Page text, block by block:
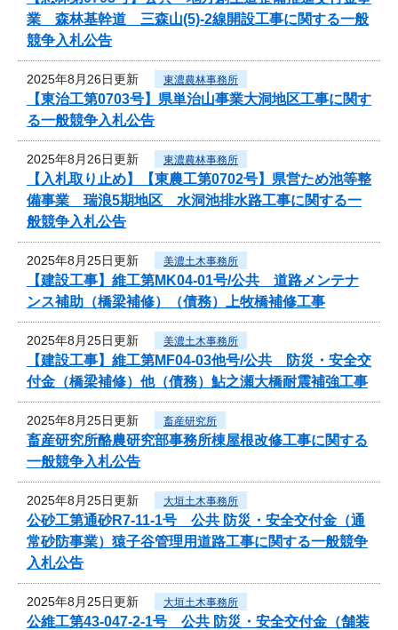
業 森林基幹道 三森山(5)-2線開設工事に関する一般
競争入札公告
2025年8月26日更新 東濃農林事務所
【東治工第0703号】県単治山事業大洞地区工事に関す
る一般競争入札公告
2025年8月26日更新 東濃農林事務所
【入札取り止め】【東農工第0702号】県営ため池等整
備事業 瑞浪5期地区 水洞池排水路工事に関する一
般競争入札公告
2025年8月25日更新 美濃土木事務所
【建設工事】維工第MK04-01号/公共 道路メンテナ
ンス補助（橋梁補修）（債務）上牧橋補修工事
2025年8月25日更新 美濃土木事務所
【建設工事】維工第MF04-03他号/公共 防災・安全交
付金（橋梁補修）他（債務）鮎之瀬大橋耐震補強工事
2025年8月25日更新 畜産研究所
畜産研究所酪農研究部事務所棟屋根改修工事に関する
一般競争入札公告
2025年8月25日更新 大垣土木事務所
公砂工第通砂R7-11-1号 公共 防災・安全交付金（通
常砂防事業）猿子谷管理用道路工事に関する一般競争
入札公告
2025年8月25日更新 大垣土木事務所
公維工第43-047-2-1号 公共 防災・安全交付金（舗装